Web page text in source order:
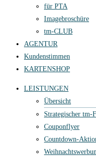
für PTA
Imagebroschüre
tm-CLUB
AGENTUR
Kundenstimmen
KARTENSHOP
LEISTUNGEN
Übersicht
Strategischer tm-
Couponflyer
Countdown-